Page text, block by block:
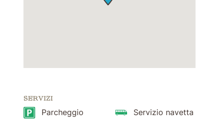
SERVIZI
Parcheggio
Servizio navetta